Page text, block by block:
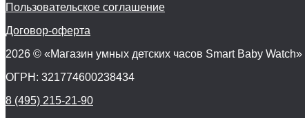
Пользовательское соглашение
Договор-оферта
2026 © «Магазин умных детских часов Smart Baby Watch»
ОГРН: 321774600238434
8 (495) 215-21-90